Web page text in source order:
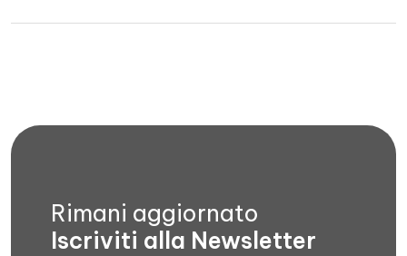
Rimani aggiornato
Iscriviti alla Newsletter